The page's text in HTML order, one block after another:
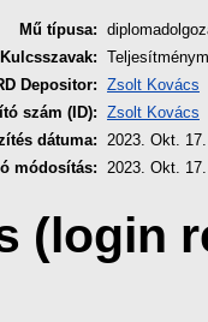
Mű típusa:
Kulcsszavak:
Depositor: Zsolt Kovács
szám (ID): Zsolt Kovács
dátuma: 2023. Okt.
módosítás: 2023. Okt.
(login